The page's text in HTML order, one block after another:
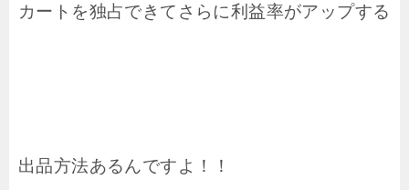
カートを独占できて さらに利益率がアップする
出品方法あるんですよ！！